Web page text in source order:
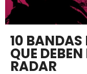
10 BANDAS
QUE
RADAR